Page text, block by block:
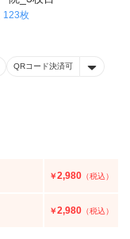
123枚
QRコード決済可
￥2,980 （税込）
￥2,980 （税込）